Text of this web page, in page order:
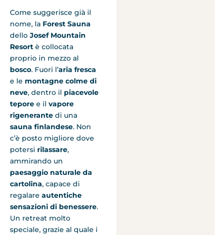
Come suggerisce già il
nome, la Forest Sauna
dello Josef Mountain
Resort è collocata
proprio in mezzo al
bosco. Fuori l’aria fresca
e le montagne colme di
neve, dentro il piacevole
tepore e il vapore
rigenerante di una
sauna finlandese. Non
c’è posto migliore dove
potersi rilassare,
ammirando un
paesaggio naturale da
cartolina, capace di
regalare autentiche
sensazioni di benessere.
Un retreat molto
speciale, grazie al quale i